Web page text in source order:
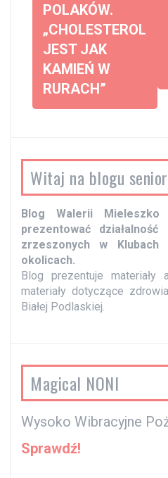
w
s
y
POLAKÓW.
„CHOLESTEROL
JEST JAK
KAMIEŃ W
RURACH”
Witaj na blogu
Blog Walerii
prezentować
zrzeszonych w
okolicach.
Blog prezentuje materiały
materiały dotyczące
Białej Podlaskiej.
Magical NONI
Wysoko Wibracyjne
Sprawdź!